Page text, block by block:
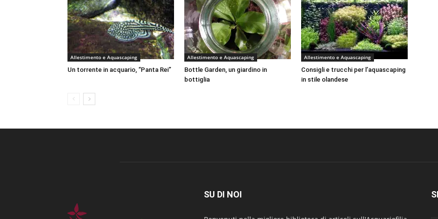
Allestimento e Aquascaping
Un torrente in acquario, “Panta Rei”
Allestimento e Aquascaping
Bottle Garden, un giardino in
bottiglia
Allestimento e Aquascaping
Consigli e trucchi per l’aquascaping
in stile olandese
SU DI NOI